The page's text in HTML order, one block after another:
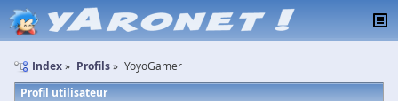
Index Profils YoyoGamer
Profil utilisateur